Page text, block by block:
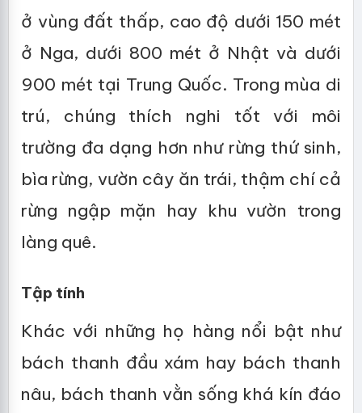
ở vùng đất thấp, cao độ dưới 150 mét
ở Nga, dưới 800 mét ở Nhật và dưới
900 mét tại Trung Quốc. Trong mùa di
trú, chúng thích nghi tốt với môi
trường đa dạng hơn như rừng thứ sinh,
bìa rừng, vườn cây ăn trái, thậm chí cả
rừng ngập mặn hay khu vườn trong
làng quê.
Tập tính
Khác với những họ hàng nổi bật như
bách thanh đầu xám hay bách thanh
nâu, bách thanh vằn sống khá kín đáo